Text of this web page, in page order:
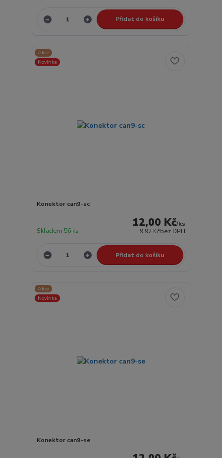
Přidat do košíku
Akce
Novinka
Konektor can9-sc
12,00 Kč/ks
9,92 Kčbez DPH
Skladem 56 ks
Přidat do košíku
Akce
Novinka
Konektor can9-se